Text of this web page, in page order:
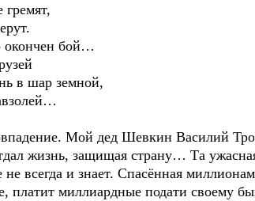
гремят,
окончен бой…
в шар земной,
Мой дед Шевкин Василий
жизнь, защищая страну… Та
всегда и знает. Спасённая
платит миллиардные подати своему